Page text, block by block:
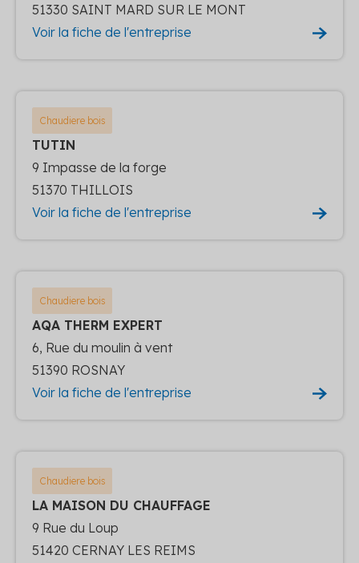
51330 SAINT MARD SUR LE MONT
Voir la fiche de l'entreprise
Chaudiere bois
TUTIN
9 Impasse de la forge
51370 THILLOIS
Voir la fiche de l'entreprise
Chaudiere bois
AQA THERM EXPERT
6, Rue du moulin à vent
51390 ROSNAY
Voir la fiche de l'entreprise
Chaudiere bois
LA MAISON DU CHAUFFAGE
9 Rue du Loup
51420 CERNAY LES REIMS